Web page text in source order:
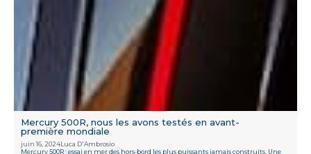
Mercury 500R, nous les avons testés en avant-
première mondiale
juin 16, 2024Luca D'Ambrosio
Mercury 500R : essai en mer des hors-bord les plus puissants jamais construits. Une